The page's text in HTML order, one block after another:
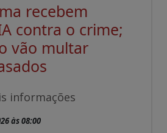
recebem
contra o crime;
vão multar
informações
às 08:00